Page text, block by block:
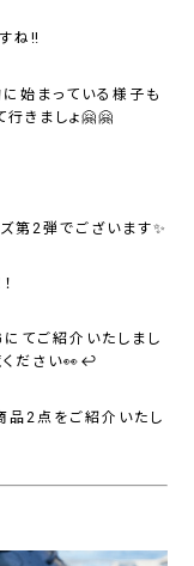
ね‼️
始まっている様子も
きましょ🤗🤗
第2弾でございます✨
にてご紹介いたしまし
ください👀↩️
品2点をご紹介いたし